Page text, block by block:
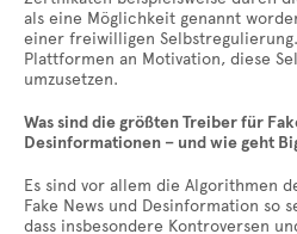
als eine Möglichkeit genannt
einer freiwilligen
Plattformen an Motivation, diese
umzusetzen.
Was sind die größten Treiber für
Desinformationen – und wie geht
Es sind vor allem die Algorithmen
Fake News und Desinformation so
dass insbesondere Kontroversen